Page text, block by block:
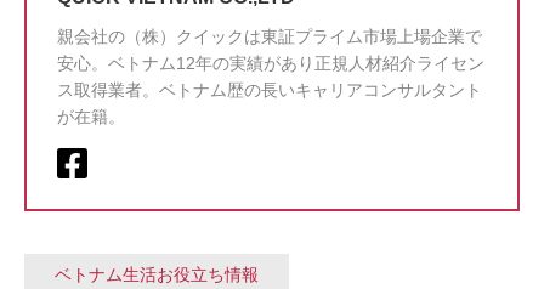
親会社の（株）クイックは東証プライム市場上場企業で
安心。ベトナム12年の実績があり正規人材紹介ライセン
ス取得業者。ベトナム歴の長いキャリアコンサルタント
が在籍。
ベトナム生活お役立ち情報